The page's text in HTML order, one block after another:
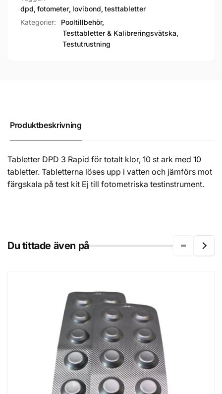
dpd, fotometer, lovibond, testtabletter
Kategorier:
Pooltillbehör,
Testtabletter & Kalibreringsvätska,
Testutrustning
Produktbeskrivning
Tabletter DPD 3 Rapid för totalt klor, 10 st ark med 10
tabletter. Tabletterna löses upp i vatten och jämförs mot
färgskala på test kit Ej till fotometriska testinstrument.
Du tittade även på